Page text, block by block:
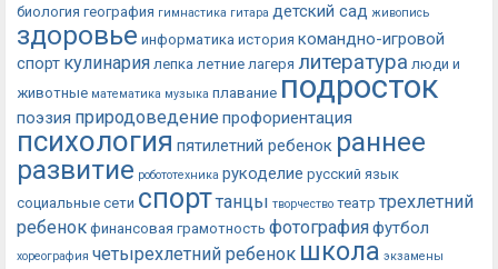
биология география гимнастика гитара детский сад живопись
здоровье информатика история командно-игровой
спорт кулинария лепка летние лагеря литература люди и
животные математика музыка плавание подросток
поэзия природоведениепрофориентация
психология пятилетний ребенок раннее
развитие робототехника рукоделие русский язык
социальные сети спорттанцы творчество театр трехлетний
ребенок финансовая грамотность фотографияфутбол
хореография четырехлетний ребенок школа экзамены